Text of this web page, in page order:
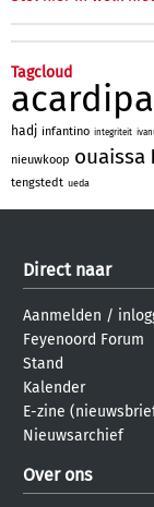
Tagcloud
hadj infantino integriteit
nieuwkoop ouaissa
tengstedt ueda
Direct naar
Aanmelden /
Feyenoord Forum
Stand
Kalender
E-zine
Nieuwsarchief
Over ons